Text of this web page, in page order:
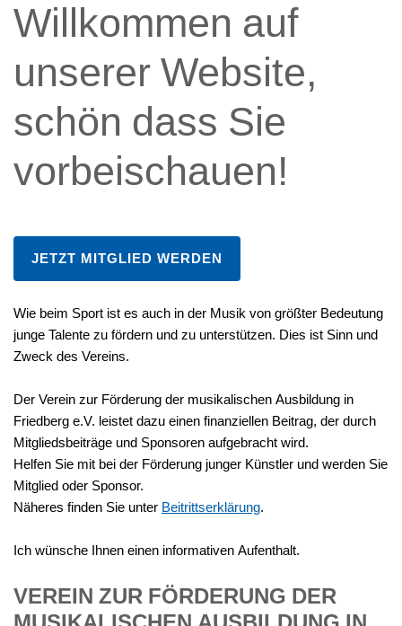
Willkommen auf
unserer Website,
schön dass Sie
vorbeischauen!
JETZT MITGLIED WERDEN
Wie beim Sport ist es auch in der Musik von größter Bedeutung
junge Talente zu fördern und zu unterstützen. Dies ist Sinn und
Zweck des Vereins.
Der Verein zur Förderung der musikalischen Ausbildung in
Friedberg e.V. leistet dazu einen finanziellen Beitrag, der durch
Mitgliedsbeiträge und Sponsoren aufgebracht wird.
Helfen Sie mit bei der Förderung junger Künstler und werden Sie
Mitglied oder Sponsor.
Näheres finden Sie unter Beitrittserklärung
Ich wünsche Ihnen einen informativen Aufenthalt.
VEREIN ZUR FÖRDERUNG DER
MUSIKALISCHEN AUSBILDUNG IN